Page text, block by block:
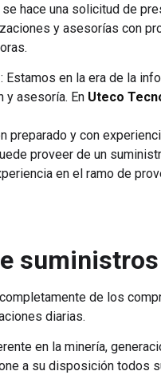
hace una solicitud de
y asesorías con
: Estamos en la era de la
y asesoría. En Uteco
preparado y con
proveer de un
en el ramo de
suministros
de los
diarias.
en la minería,
a su disposición todos